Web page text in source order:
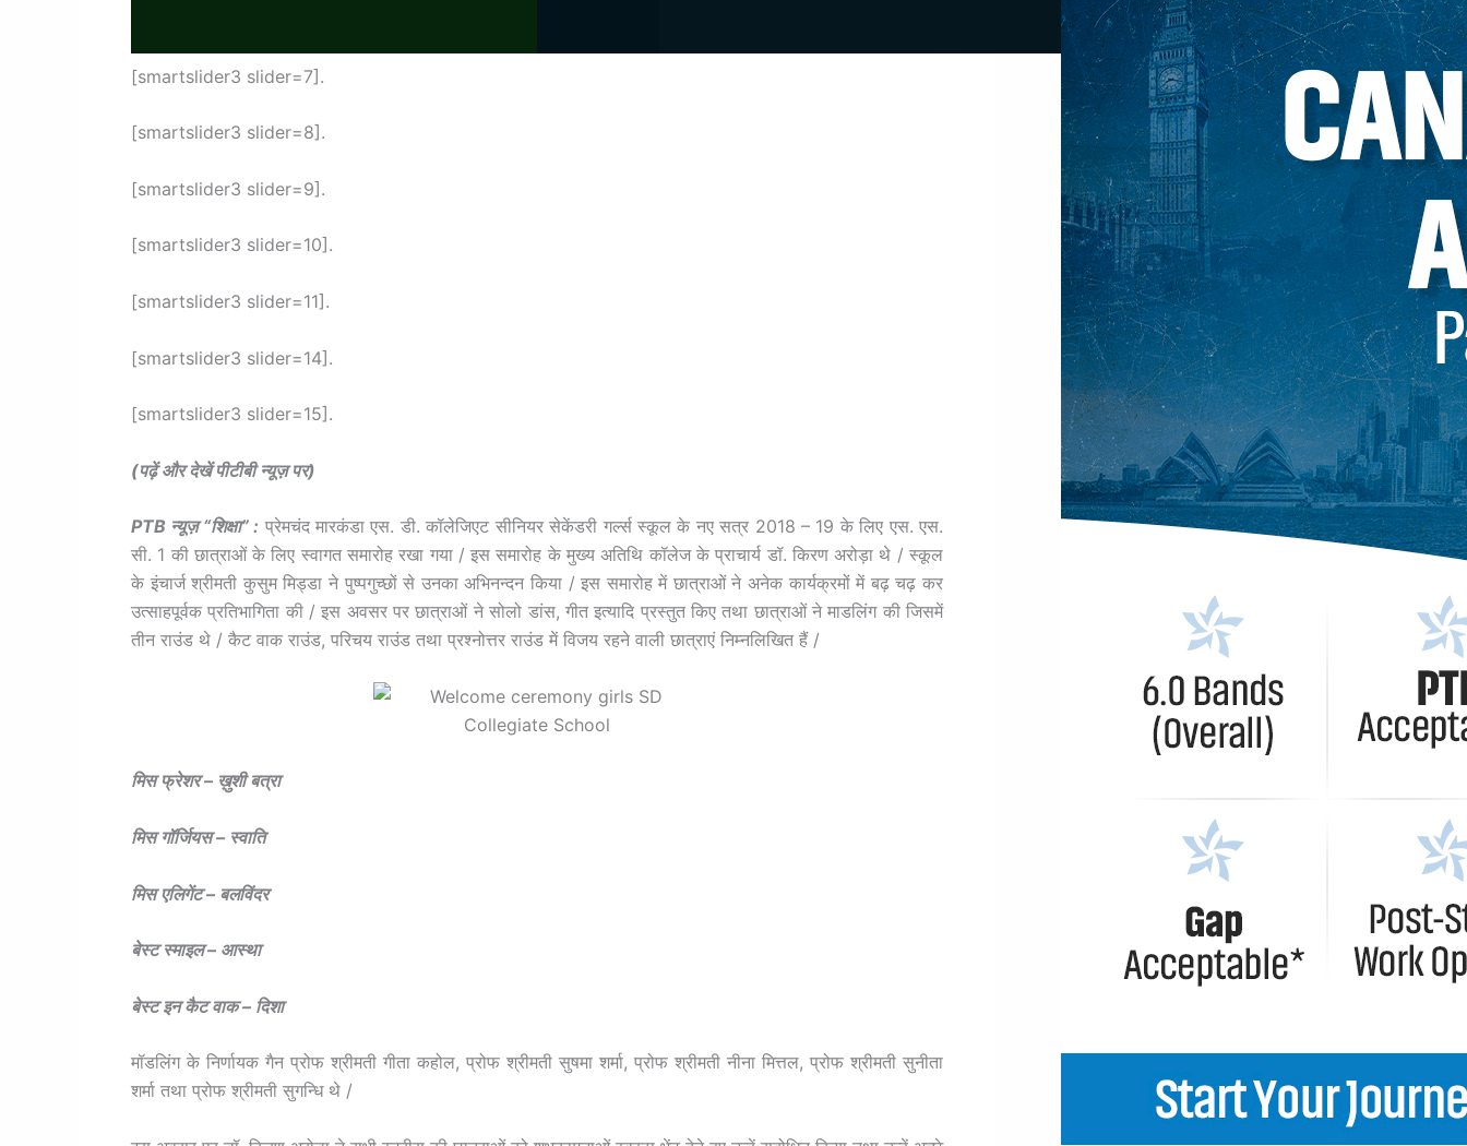
[smartslider3 slider=7].
[smartslider3 slider=8].
[smartslider3 slider=9].
[smartslider3 slider=10].
[smartslider3 slider=11].
[smartslider3 slider=14].
[smartslider3 slider=15].
(पढ़ें और देखें पीटीबी न्यूज़ पर)
PTB न्यूज़ “शिक्षा” : प्रेमचंद मारकंडा एस. डी. कॉलेजिएट सीनियर सेकेंडरी गर्ल्स स्कूल के नए सत्र 2018 – 19 के लिए एस. एस.
सी. 1 की छात्राओं के लिए स्वागत समारोह रखा गया / इस समारोह के मुख्य अतिथि कॉलेज के प्राचार्य डॉ. किरण अरोड़ा थे / स्कूल
के इंचार्ज श्रीमती कुसुम मिड्डा ने पुष्पगुच्छों से उनका अभिनन्दन किया / इस समारोह में छात्राओं ने अनेक कार्यक्रमों में बढ़ चढ़ कर
उत्साहपूर्वक प्रतिभागिता की / इस अवसर पर छात्राओं ने सोलो डांस, गीत इत्यादि प्रस्तुत किए तथा छात्राओं ने माडलिंग की जिसमें
तीन राउंड थे / कैट वाक राउंड, परिचय राउंड तथा प्रश्नोत्तर राउंड में विजय रहने वाली छात्राएं निम्नलिखित हैं /
मिस फ्रेशर – ख़ुशी बत्रा
मिस गॉर्जियस – स्वाति
मिस एलिगेंट – बलविंदर
बेस्ट स्माइल – आस्था
बेस्ट इन कैट वाक – दिशा
मॉडलिंग के निर्णायक गैन प्रोफ श्रीमती गीता कहोल, प्रोफ श्रीमती सुषमा शर्मा, प्रोफ श्रीमती नीना मित्तल, प्रोफ श्रीमती सुनीता
शर्मा तथा प्रोफ श्रीमती सुगन्धि थे /